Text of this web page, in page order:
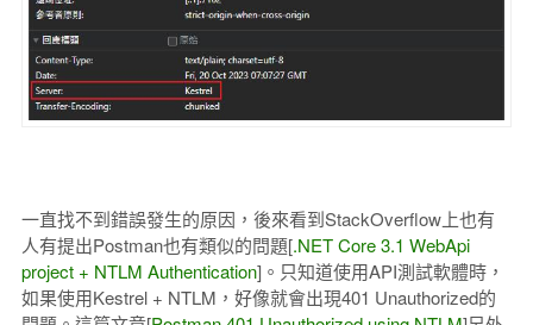
一直找不到錯誤發生的原因，後來看到StackOverflow上也有
人有提出Postman也有類似的問題[.NET Core 3.1 WebApi
project + NTLM Authentication]。只知道使用API測試軟體時，
如果使用Kestrel + NTLM，好像就會出現401 Unauthorized的